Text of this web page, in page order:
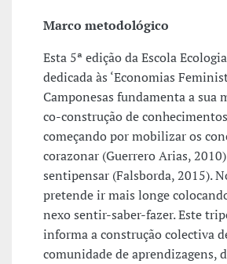
Marco metodológico
Esta 5ª edição da Escola
dedicada às ‘Economias
Camponesas fundamenta a sua
co-construção de
começando por mobilizar os
corazonar (Guerrero Arias,
sentipensar (Falsborda, 2015).
pretende ir mais longe
nexo sentir-saber-fazer. Este
informa a construção colectiva
comunidade de aprendizagens,